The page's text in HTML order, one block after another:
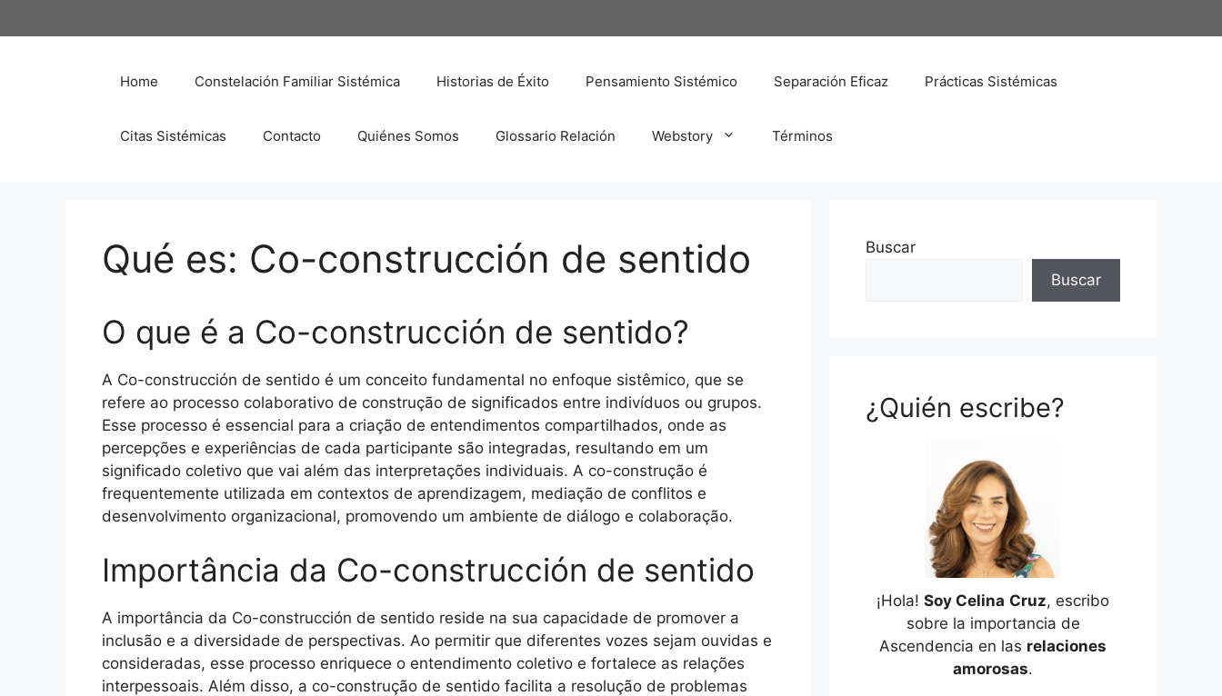
al
Home Constelación Familiar Sistémica Historias de Éxito Pensamiento Sistémico Separación Eficaz Prácticas Sistémicas
Citas Sistémicas Contacto Quiénes Somos Glossario Relación Webstory Términos
Qué es: Co-construcción de sentido
O que é a Co-construcción de sentido?
A Co-construcción de sentido é um conceito fundamental no enfoque sistêmico, que se
refere ao processo colaborativo de construção de significados entre indivíduos ou grupos.
Esse processo é essencial para a criação de entendimentos compartilhados, onde as
percepções e experiências de cada participante são integradas, resultando em um
significado coletivo que vai além das interpretações individuais. A co-construção é
frequentemente utilizada em contextos de aprendizagem, mediação de conflitos e
desenvolvimento organizacional, promovendo um ambiente de diálogo e colaboração.
Importância da Co-construcción de sentido
A importância da Co-construcción de sentido reside na sua capacidade de promover a
inclusão e a diversidade de perspectivas. Ao permitir que diferentes vozes sejam ouvidas e
consideradas, esse processo enriquece o entendimento coletivo e fortalece as relações
interpessoais. Além disso, a co-construção de sentido facilita a resolução de problemas
Buscar
Buscar
¿Quién escribe?
¡Hola! Soy Celina Cruz, escribo
sobre la importancia de
Ascendencia en las relaciones
amorosas.